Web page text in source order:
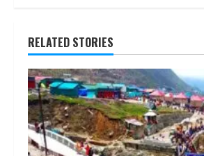
RELATED STORIES